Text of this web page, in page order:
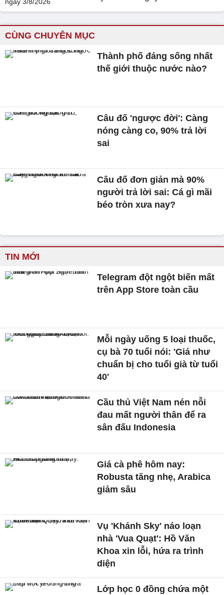
CÙNG CHUYÊN MỤC
Thành phố đáng sống nhất
thế giới thuộc nước nào?
Câu đố 'ngược đời': Càng
nóng càng co, 90% trả lời
sai
Câu đố đơn giản mà 90%
người trả lời sai: Cá gì mãi
béo tròn xưa nay?
TIN MỚI
Telegram đột ngột biến mất
trên App Store toàn cầu
Mỗi ngày uống 5 loại thuốc,
cụ bà 70 tuổi nói: 'Giá như
chuẩn bị cho tuổi già từ tuổi
40'
Cầu thủ Việt Nam nén nỗi
đau mất người thân để ra
sân đấu Indonesia
Giá cà phê hôm nay:
Robusta tăng nhẹ, Arabica
giảm sâu
Vụ 'Khánh Sky' náo loạn
nhà 'Vua Quạt': Hồ Văn
Khoa xin lỗi, hứa ra trình
diện
Lớp học 0 đồng chứa một